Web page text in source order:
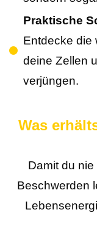
Praktische
Entdecke die
deine Zellen
verjüngen.
Was
Damit du
Beschwerden